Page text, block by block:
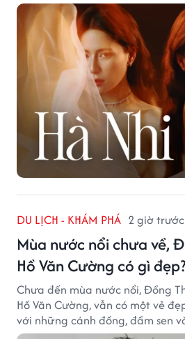
DU LỊCH - KHÁM PHÁ 2 giờ trước
Mùa nước nổi chưa về,
Hồ Văn Cường có gì đẹp?
Chưa đến mùa nước nổi, Đồng
Hồ Văn Cường, vẫn có một vẻ
với những cánh đồng, đầm sen